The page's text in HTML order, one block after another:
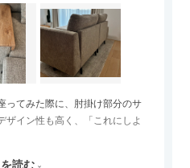
ってみた際に、肘掛け部分のサ
ザイン性も高く、「これにしよ
読む